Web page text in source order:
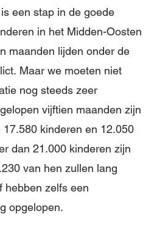
een stap in de goede
in het Midden-Oosten
maanden lijden onder de
Maar we moeten niet
nog steeds zeer
vijftien maanden zijn
kinderen en 12.050
dan 21.000 kinderen zijn
van hen zullen lang
hebben zelfs een
opgelopen.